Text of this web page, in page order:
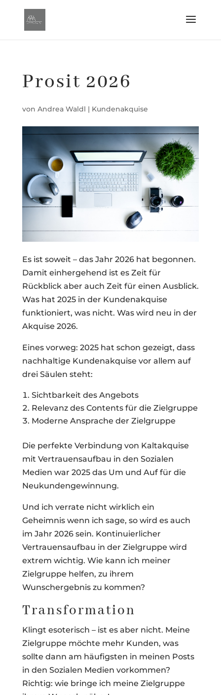
Prosit 2026
von Andrea Waldl | Kundenakquise
Es ist soweit – das Jahr 2026 hat begonnen.
Damit einhergehend ist es Zeit für
Rückblick aber auch Zeit für einen Ausblick.
Was hat 2025 in der Kundenakquise
funktioniert, was nicht. Was wird neu in der
Akquise 2026.
Eines vorweg: 2025 hat schon gezeigt, dass
nachhaltige Kundenakquise vor allem auf
drei Säulen steht:
Sichtbarkeit des Angebots
Relevanz des Contents für die Zielgruppe
Moderne Ansprache der Zielgruppe
Die perfekte Verbindung von Kaltakquise
mit Vertrauensaufbau in den Sozialen
Medien war 2025 das Um und Auf für die
Neukundengewinnung.
Und ich verrate nicht wirklich ein
Geheimnis wenn ich sage, so wird es auch
im Jahr 2026 sein. Kontinuierlicher
Vertrauensaufbau in der Zielgruppe wird
extrem wichtig. Wie kann ich meiner
Zielgruppe helfen, zu ihrem
Wunschergebnis zu kommen?
Transformation
Klingt esoterisch – ist es aber nicht. Meine
Zielgruppe möchte mehr Kunden, was
sollte dann am häufigsten in meinen Posts
in den Sozialen Medien vorkommen?
Richtig: wie bringe ich meine Zielgruppe